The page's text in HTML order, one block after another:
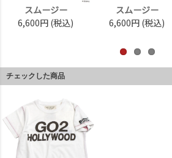
スムージー
6,600円 (税込)
スムージー
6,600円 (税込)
チェックした商品